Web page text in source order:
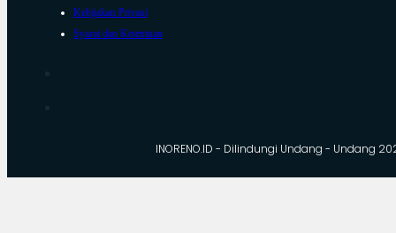
Kebijakan Privasi
Syarat dan Ketentuan
INORENO.ID - Dilindungi Undang - Undang